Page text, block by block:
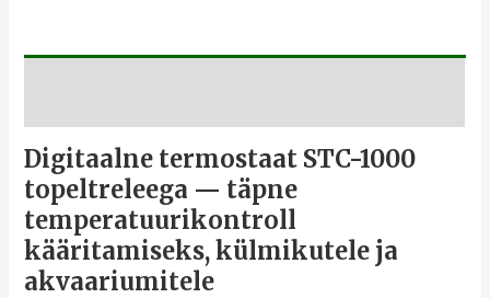
Digitaalne termostaat STC-1000
topeltreleega — täpne
temperatuurikontroll
kääritamiseks, külmikutele ja
akvaariumitele